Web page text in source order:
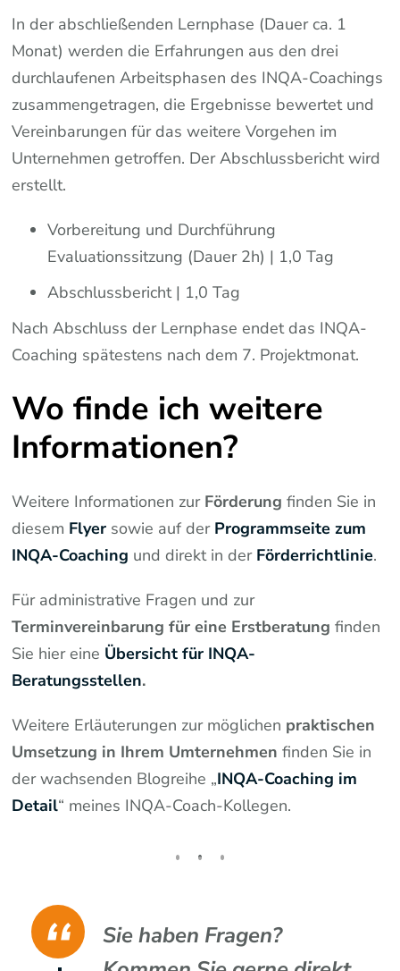
In der abschließenden Lernphase (Dauer ca. 1
Monat) werden die Erfahrungen aus den drei
durchlaufenen Arbeitsphasen des INQA-Coachings
zusammengetragen, die Ergebnisse bewertet und
Vereinbarungen für das weitere Vorgehen im
Unternehmen getroffen. Der Abschlussbericht wird
erstellt.
Vorbereitung und Durchführung
Evaluationssitzung (Dauer 2h) | 1,0 Tag
Abschlussbericht | 1,0 Tag
Nach Abschluss der Lernphase endet das INQA-
Coaching spätestens nach dem 7. Projektmonat.
Wo finde ich weitere
Informationen?
Weitere Informationen zur Förderung finden Sie in
diesem Flyer sowie auf der Programmseite zum
INQA-Coaching und direkt in der Förderrichtlinie.
Für administrative Fragen und zur
Terminvereinbarung für eine Erstberatung finden
Sie hier eine Übersicht für INQA-
Beratungsstellen.
Weitere Erläuterungen zur möglichen praktischen
Umsetzung in Ihrem Umternehmen finden Sie in
der wachsenden Blogreihe „INQA-Coaching im
Detail“ meines INQA-Coach-Kollegen.
Sie haben Fragen?